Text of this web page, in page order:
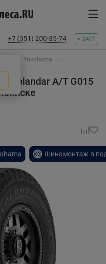
+7 (351) 200-35-74 24/7
Yokohama
Geolandar A/T G015
Шиномонтаж в